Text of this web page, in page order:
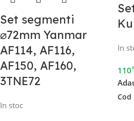
Set segmenti
⌀72mm Yanmar
AF114, AF116,
AF150, AF160,
3TNE72
In stoc
In
110
Cod